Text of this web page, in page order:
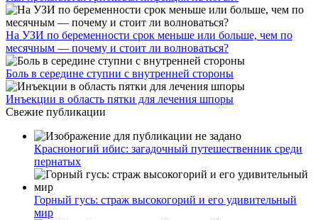
На УЗИ по беременности срок меньше или больше, чем по
месячным — почему и стоит ли волноваться?
Боль в середине ступни с внутренней стороны
Инъекции в область пятки для лечения шпоры
Свежие публикации
Красноногий ибис: загадочный путешественник среди
пернатых
Горный гусь: страж высокогорий и его удивительный
мир